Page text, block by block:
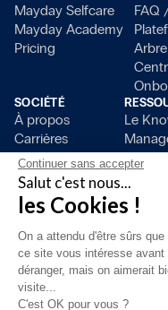
Mayday Selfcare
Mayday Academy
Pricing
FAQ
SOCIÉTÉ
À propos
Carrières
Presse
Devenir partenaire
Contact
Le
Blog
Clients
Continuer sans accepter
Salut c'est nous...
les Cookies !
On a attendu d'être sûrs
ce site vous intéresse avant
déranger, mais on aimerait
visite...
C'est OK pour vous ?